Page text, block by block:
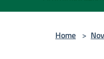
Home >